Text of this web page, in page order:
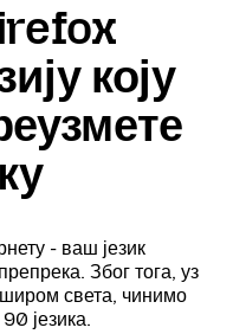
коју
- ваш језик
Због тога, уз
света, чинимо
језика.